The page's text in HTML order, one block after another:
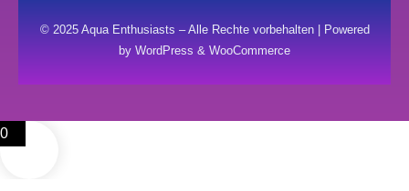
© 2025 Aqua Enthusiasts – Alle Rechte vorbehalten | Powered
by WordPress & WooCommerce
0